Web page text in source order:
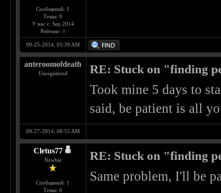
Сообщений: 1
Темы: 0
У нас с: Sep 2014
Рейтинг: 0
09-25-2014, 05:39 AM
anteroomofdeath
Unregistered RE: Stuck on "finding
Took mine 5 days to
said, be patient is all
09-27-2014, 08:55 AM
Cletus77
Newbie
Сообщений: 1
Темы: 0
RE: Stuck on "finding
Same problem, I'll be